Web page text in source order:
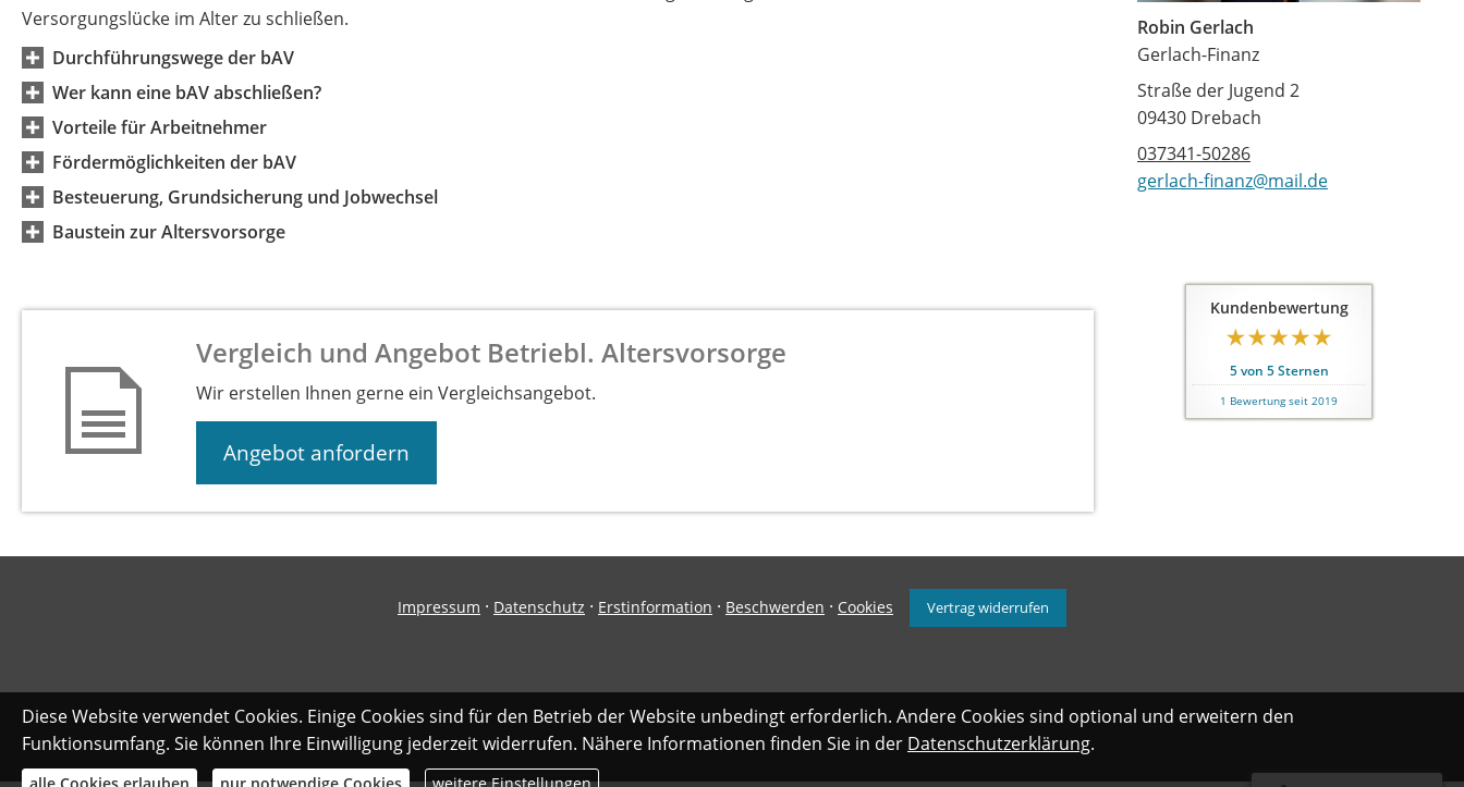
Robin Gerlach
Gerlach-Finanz
Straße der Jugend 2
09430 Drebach
037341-50286
gerlach-finanz@mail.de
Kundenbewertung
5von 5Sternen
1 Bewertung seit 2019
Versorgungslücke im Alter zu schließen.
Durchführungswege der bAV
Wer kann eine bAV abschließen?
Vorteile für Arbeitnehmer
Fördermöglichkeiten der bAV
Besteuerung, Grundsicherung und Jobwechsel
Baustein zur Altersvorsorge
Vergleich und Angebot Betriebl. Altersvorsorge
Wir erstellen Ihnen gerne ein Vergleichsangebot.
Angebot anfordern
Impressum · Datenschutz · Erstinformation · Beschwerden · Cookies Vertrag widerrufen
Diese Website verwendet Cookies. Einige Cookies sind für den Betrieb der Website unbedingt erforderlich. Andere Cookies sind optional und erweitern den
Funktionsumfang. Sie können Ihre Einwilligung jederzeit widerrufen. Nähere Informationen finden Sie in der Datenschutzerklärung.